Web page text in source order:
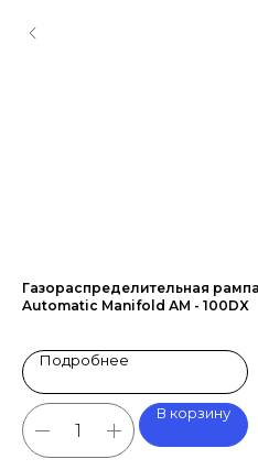
Газораспределительная
Automatic Manifold АМ - 100DX
Подробнее
В корзину